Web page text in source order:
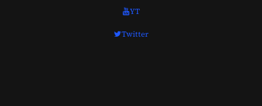
YT
Twitter